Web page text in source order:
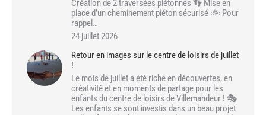
Création de 2 traversées piétonnes 👣 Mise en
place d’un cheminement piéton sécurisé 🚲 Pour
rappel…
24 juillet 2026
Retour en images sur le centre de loisirs de juillet
!
Le mois de juillet a été riche en découvertes, en
créativité et en moments de partage pour les
enfants du centre de loisirs de Villemandeur ! 🎭
Les enfants se sont investis dans un beau projet